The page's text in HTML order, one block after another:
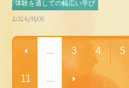
体験を通しての幅広い学び
2024/11/06
... 3 4 5
11 ...